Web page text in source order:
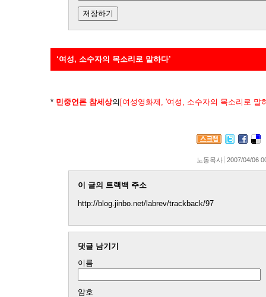
‘여성, 소수자의 목소리로 말하다’
* 민중언론 참세상의 [여성영화제, '여성, 소수자의 목소리로 말
노동목사 2007/04/06
이 글의 트랙백 주소
http://blog.jinbo.net/labrev/trackback/97
댓글 남기기
이름
암호